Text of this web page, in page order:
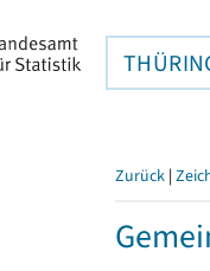
Zurück |